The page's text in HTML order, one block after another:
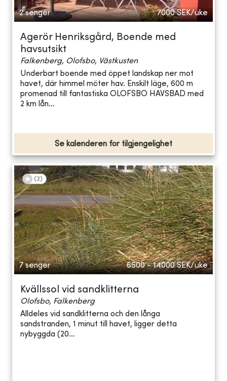
2 senger 7000 SEK/uke
Agerör Henriksgård, Boende med
havsutsikt
Falkenberg, Olofsbo, Västkusten
Underbart boende med öppet landskap ner mot
havet, där himmel möter hav. Enskilt läge, 600 m
promenad till fantastiska OLOFSBO HAVSBAD med
2 km lån...
Se kalenderen for tilgjengelighet
(2)
7 senger 6500 - 14000 SEK/uke
Kvällssol vid sandklitterna
Olofsbo, Falkenberg
Alldeles vid sandklitterna och den långa
sandstranden, 1 minut till havet, ligger detta
nybyggda (20...